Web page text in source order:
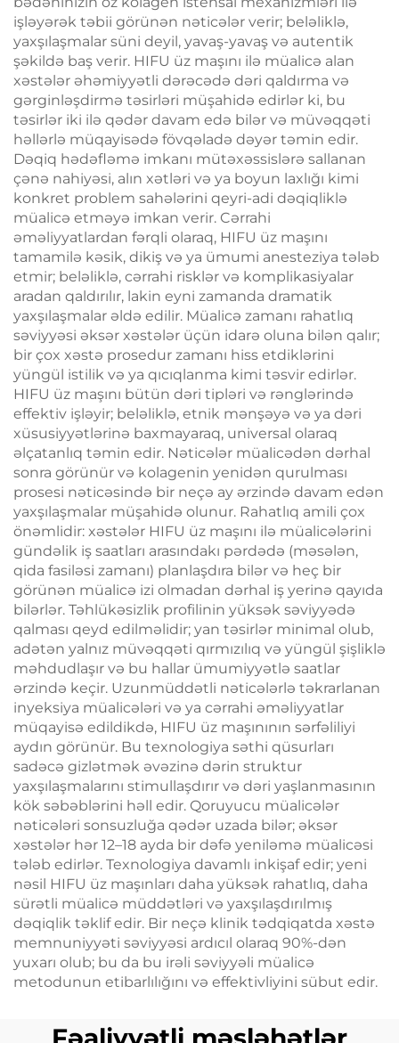
işləyərək təbii görünən nəticələr verir; beləliklə,
yaxşılaşmalar süni deyil, yavaş-yavaş və autentik
şəkildə baş verir. HIFU üz maşını ilə müalicə alan
xəstələr əhəmiyyətli dərəcədə dəri qaldırma və
gərginləşdirmə təsirləri müşahidə edirlər ki, bu
təsirlər iki ilə qədər davam edə bilər və müvəqqəti
həllərlə müqayisədə fövqəladə dəyər təmin edir.
Dəqiq hədəfləmə imkanı mütəxəssislərə sallanan
çənə nahiyəsi, alın xətləri və ya boyun laxlığı kimi
konkret problem sahələrini qeyri-adi dəqiqliklə
müalicə etməyə imkan verir. Cərrahi
əməliyyatlardan fərqli olaraq, HIFU üz maşını
tamamilə kəsik, dikiş və ya ümumi anesteziya tələb
etmir; beləliklə, cərrahi risklər və komplikasiyalar
aradan qaldırılır, lakin eyni zamanda dramatik
yaxşılaşmalar əldə edilir. Müalicə zamanı rahatlıq
səviyyəsi əksər xəstələr üçün idarə oluna bilən qalır;
bir çox xəstə prosedur zamanı hiss etdiklərini
yüngül istilik və ya qıcıqlanma kimi təsvir edirlər.
HIFU üz maşını bütün dəri tipləri və rənglərində
effektiv işləyir; beləliklə, etnik mənşəyə və ya dəri
xüsusiyyətlərinə baxmayaraq, universal olaraq
əlçatanlıq təmin edir. Nəticələr müalicədən dərhal
sonra görünür və kolagenin yenidən qurulması
prosesi nəticəsində bir neçə ay ərzində davam edən
yaxşılaşmalar müşahidə olunur. Rahatlıq amili çox
önəmlidir: xəstələr HIFU üz maşını ilə müalicələrini
gündəlik iş saatları arasındakı pərdədə (məsələn,
qida fasiləsi zamanı) planlaşdıra bilər və heç bir
görünən müalicə izi olmadan dərhal iş yerinə qayıda
bilərlər. Təhlükəsizlik profilinin yüksək səviyyədə
qalması qeyd edilməlidir; yan təsirlər minimal olub,
adətən yalnız müvəqqəti qırmızılıq və yüngül şişliklə
məhdudlaşır və bu hallar ümumiyyətlə saatlar
ərzində keçir. Uzunmüddətli nəticələrlə təkrarlanan
inyeksiya müalicələri və ya cərrahi əməliyyatlar
müqayisə edildikdə, HIFU üz maşınının sərfəliliyi
aydın görünür. Bu texnologiya səthi qüsurları
sadəcə gizlətmək əvəzinə dərin struktur
yaxşılaşmalarını stimullaşdırır və dəri yaşlanmasının
kök səbəblərini həll edir. Qoruyucu müalicələr
nəticələri sonsuzluğa qədər uzada bilər; əksər
xəstələr hər 12–18 ayda bir dəfə yeniləmə müalicəsi
tələb edirlər. Texnologiya davamlı inkişaf edir; yeni
nəsil HIFU üz maşınları daha yüksək rahatlıq, daha
sürətli müalicə müddətləri və yaxşılaşdırılmış
dəqiqlik təklif edir. Bir neçə klinik tədqiqatda xəstə
memnuniyyəti səviyyəsi ardıcıl olaraq 90%-dən
yuxarı olub; bu da bu irəli səviyyəli müalicə
metodunun etibarlılığını və effektivliyini sübut edir.